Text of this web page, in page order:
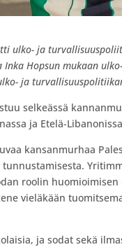
ulko- ja
Inka Hopsun mukaan
ja
selkeässä
ja Etelä-
kansanmurhaa
roolin
vieläkään
ja sodat sekä